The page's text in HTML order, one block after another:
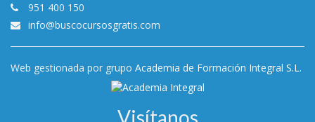
951 400 150
info@buscocursosgratis.com
Web gestionada por grupo Academia de Formación Integral S.L.